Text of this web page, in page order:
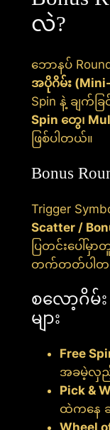
လဲ?
ဘောနပ်
အပိုဂိမ်း
Spin နဲ့ ချက်ခ
Spin တွေ၊
ဖြစ်ပါတယ်။
Bonus
Trigger
Scatter /
ပြတင်းပေါ်မှ
တက်တတ်ပါတ
စလော့ဂိမ်း
များ
Free
အခမဲ့လှည့်
Pick &
ထဲကနေ ဆု